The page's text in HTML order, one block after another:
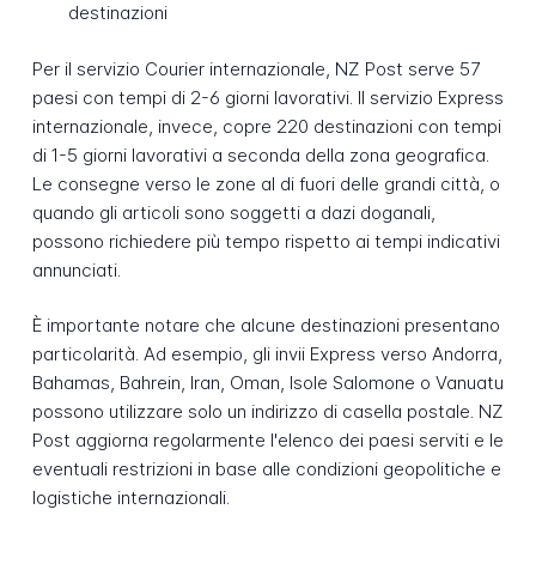
destinazioni
Per il servizio Courier internazionale, NZ Post serve 57
paesi con tempi di 2-6 giorni lavorativi. Il servizio Express
internazionale, invece, copre 220 destinazioni con tempi
di 1-5 giorni lavorativi a seconda della zona geografica.
Le consegne verso le zone al di fuori delle grandi città, o
quando gli articoli sono soggetti a dazi doganali,
possono richiedere più tempo rispetto ai tempi indicativi
annunciati.
È importante notare che alcune destinazioni presentano
particolarità. Ad esempio, gli invii Express verso Andorra,
Bahamas, Bahrein, Iran, Oman, Isole Salomone o Vanuatu
possono utilizzare solo un indirizzo di casella postale. NZ
Post aggiorna regolarmente l'elenco dei paesi serviti e le
eventuali restrizioni in base alle condizioni geopolitiche e
logistiche internazionali.